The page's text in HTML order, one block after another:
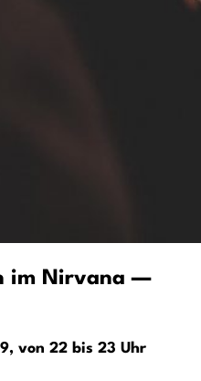
im Nirvana —
von 22 bis 23 Uhr